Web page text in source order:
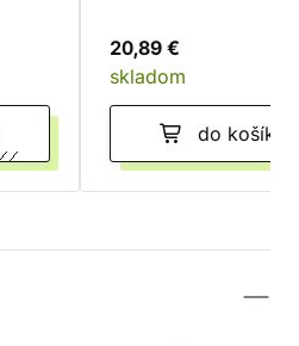
20,89 €
skladom
do košíka